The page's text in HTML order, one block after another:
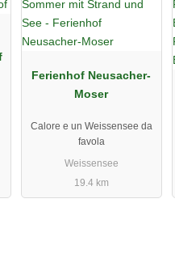
Ferienhof Neusacher-
Moser
Calore e un Weissensee da
favola
Weissensee
19.4 km